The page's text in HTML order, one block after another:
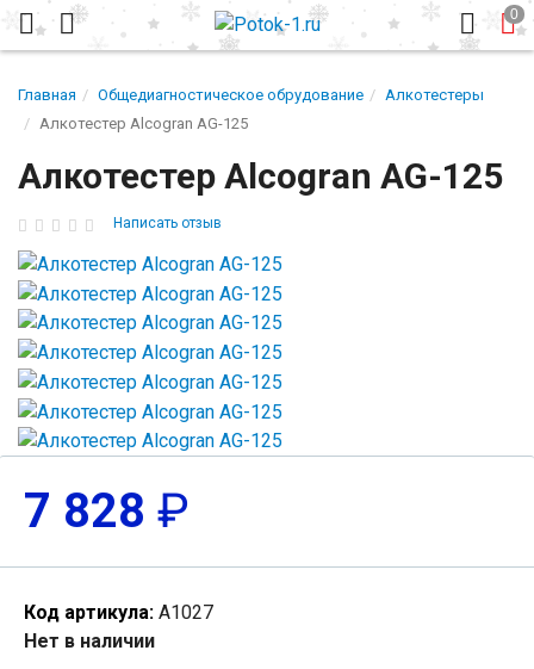
Главная Общедиагностическое обрудование
Алкотестеры
Алкотестер Alcogran AG-125
Алкотестер Alcogran AG-125
Написать отзыв
7 828 ₽
Код артикула: А1027
Нет в наличии